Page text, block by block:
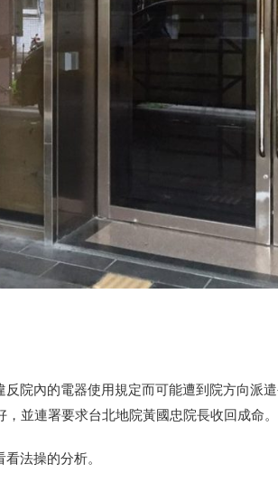
院內的電器使用規定而可能遭到院方向派
並連署要求台北地院黃國忠院長收回成命。
法操的分析。